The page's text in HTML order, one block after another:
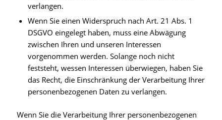
verlangen.
Wenn Sie einen Widerspruch nach Art. 21 Abs. 1
DSGVO eingelegt haben, muss eine Abwägung
zwischen Ihren und unseren Interessen
vorgenommen werden. Solange noch nicht
feststeht, wessen Interessen überwiegen, haben Sie
das Recht, die Einschränkung der Verarbeitung Ihrer
personenbezogenen Daten zu verlangen.
Wenn Sie die Verarbeitung Ihrer personenbezogenen